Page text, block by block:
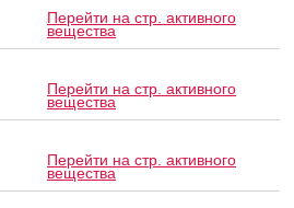
Перейти на стр. активного
вещества
Перейти на стр. активного
вещества
Перейти на стр. активного
вещества